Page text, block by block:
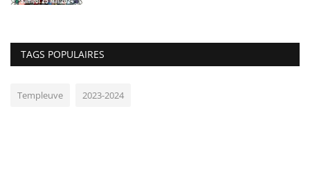
TAGS POPULAIRES
Templeuve 2023-2024